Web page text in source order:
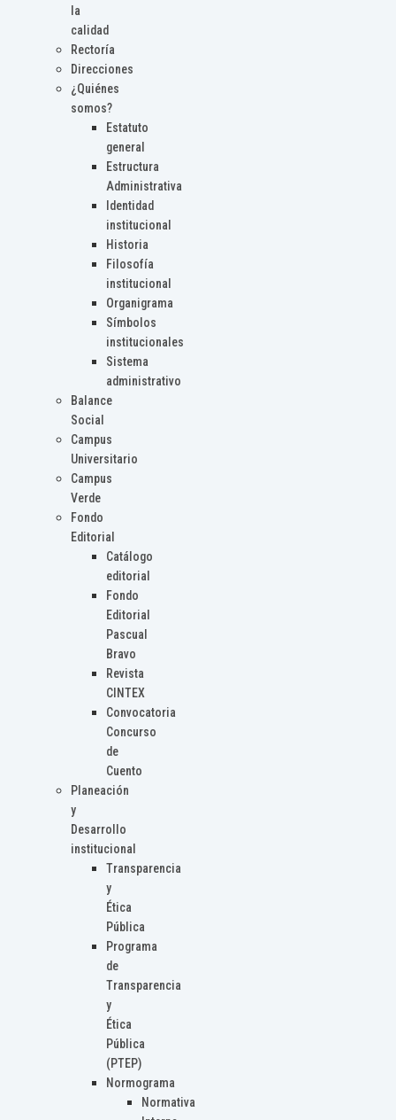
la
calidad
Rectoría
Direcciones
¿Quiénes
somos?
Estatuto
general
Estructura
Administrativa
Identidad
institucional
Historia
Filosofía
institucional
Organigrama
Símbolos
institucionales
Sistema
administrativo
Balance
Social
Campus
Universitario
Campus
Verde
Fondo
Editorial
Catálogo
editorial
Fondo
Editorial
Pascual
Bravo
Revista
CINTEX
Convocatoria
Concurso
de
Cuento
Planeación
y
Desarrollo
institucional
Transparencia
y
Ética
Pública
Programa
de
Transparencia
y
Ética
Pública
(PTEP)
Normograma
Normativa